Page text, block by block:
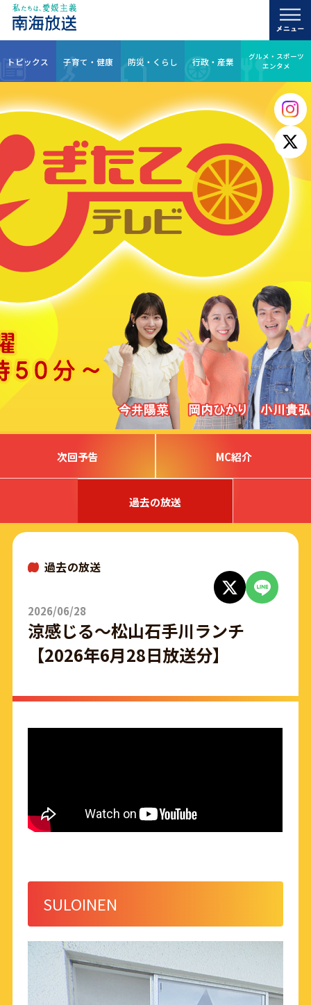
トピックス 子育て・健康 防災・くらし 行政・産業
グルメ・スポーツ
エンタメ
次回予告 MC紹介
過去の放送
過去の放送
2026/06/28
涼感じる～松山石手川ランチ
【2026年6月28日放送分】
SULOINEN